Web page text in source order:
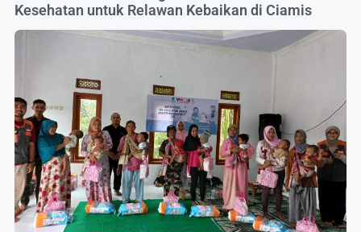
Kesehatan untuk Relawan Kebaikan di Ciamis